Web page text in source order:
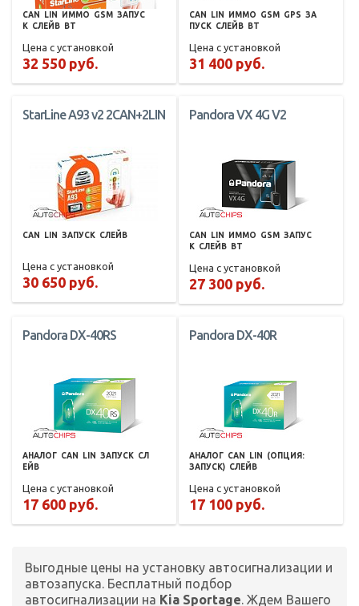
CAN LIN ИММО GSM ЗАПУС
К СЛЕЙВ BT
Цена с установкой
32 550 руб.
CAN LIN ИММО GSM GPS ЗА
ПУСК СЛЕЙВ BT
Цена с установкой
31 400 руб.
StarLine A93 v2 2CAN+2LIN
CAN LIN ЗАПУСК СЛЕЙВ
Цена с установкой
30 650 руб.
Pandora VX 4G V2
CAN LIN ИММО GSM ЗАПУС
К СЛЕЙВ BT
Цена с установкой
27 300 руб.
Pandora DX-40RS
АНАЛОГ CAN LIN ЗАПУСК СЛ
ЕЙВ
Цена с установкой
17 600 руб.
Pandora DX-40R
АНАЛОГ CAN LIN
(ОПЦИЯ:
ЗАПУСК) СЛЕЙВ
Цена с установкой
17 100 руб.
Выгодные цены на установку автосигнализации и
автозапуска. Бесплатный подбор
автосигнализации на Kia Sportage. Ждем Вашего